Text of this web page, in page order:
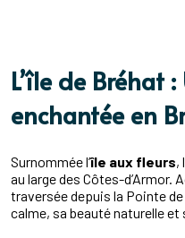
L’île de Bréhat
enchantée en
Surnommée l’île aux fleurs,
au large des Côtes-d’Armor.
traversée depuis la Pointe
calme, sa beauté naturelle et